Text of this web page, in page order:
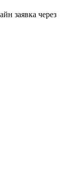
заявка через